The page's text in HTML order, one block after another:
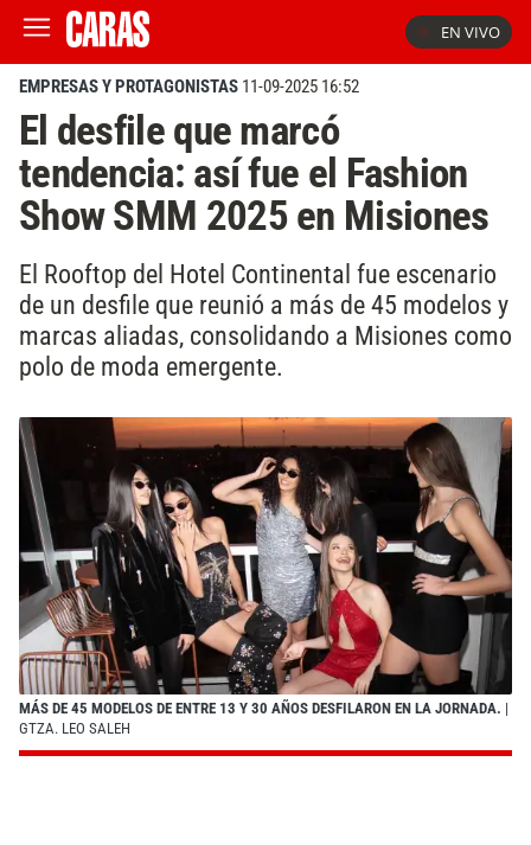
EN VIVO
EMPRESAS Y PROTAGONISTAS 11-09-2025 16:52
El desfile que marcó
tendencia: así fue el Fashion
Show SMM 2025 en Misiones
El Rooftop del Hotel Continental fue escenario
de un desfile que reunió a más de 45 modelos y
marcas aliadas, consolidando a Misiones como
polo de moda emergente.
MÁS DE 45 MODELOS DE ENTRE 13 Y 30 AÑOS DESFILARON EN LA JORNADA. |
GTZA. LEO SALEH